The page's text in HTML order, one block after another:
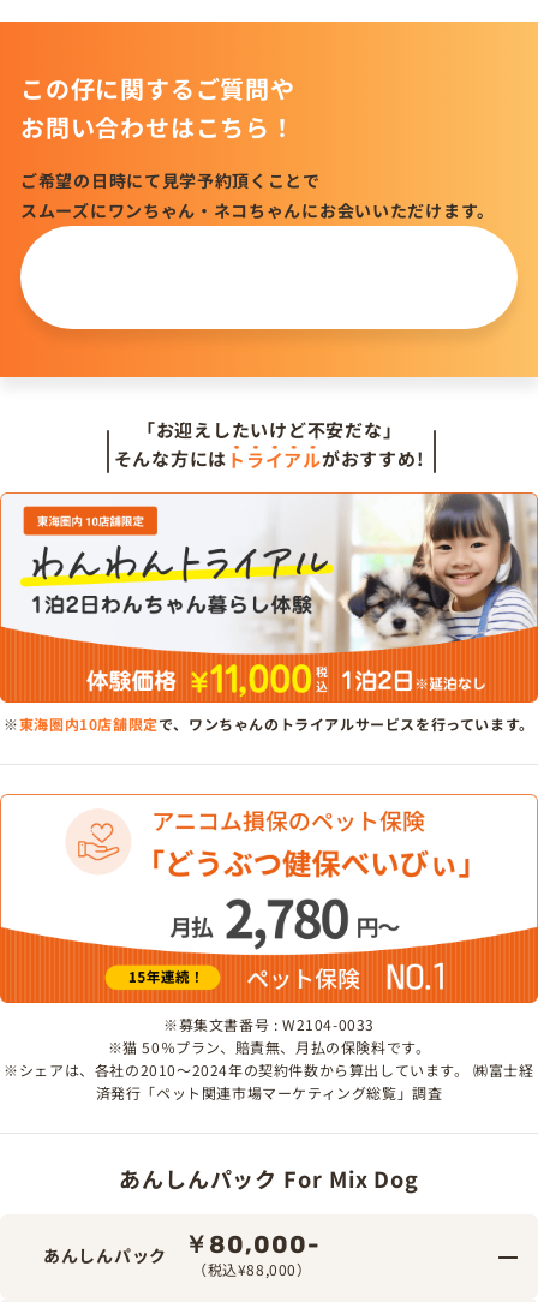
この仔に関するご質問や
お問い合わせはこちら！
ご希望の日時にて見学予約頂くことで
スムーズにワンちゃん・ネコちゃんにお会いいただけます。
「お迎えしたいけど不安だな」
そんな方には トライアルがおすすめ!
※東海圏内10店舗限定で、ワンちゃんのトライアルサービスを行っています。
※募集文書番号 : W2104-0033
※猫 50％プラン、賠責無、月払の保険料です。
※シェアは、各社の2010～2024年の契約件数から算出しています。 ㈱富士経
済発行「ペット関連市場マーケティング総覧」調査
あんしんパック For Mix Dog
あんしんパック ￥80,000-
（税込¥88,000）